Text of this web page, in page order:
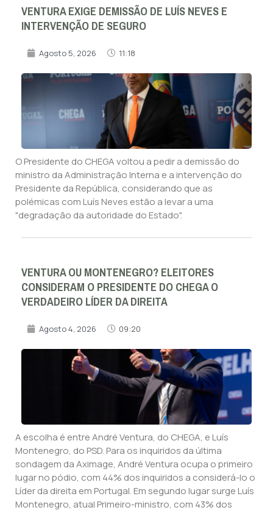
VENTURA EXIGE DEMISSÃO DE LUÍS NEVES E
INTERVENÇÃO DE SEGURO
Agosto 5, 2026 11:18
O Presidente do CHEGA voltou a pedir a demissão do
ministro da Administração Interna e a intervenção do
Presidente da República, considerando que as
polémicas com Luís Neves estão a levar a uma
"degradação da autoridade do Estado".
VENTURA OU MONTENEGRO? ELEITORES
CONSIDERAM O PRESIDENTE DO CHEGA O
VERDADEIRO LÍDER DA DIREITA
Agosto 4, 2026 09:20
A escolha é entre André Ventura, do CHEGA, e Luís
Montenegro, do PSD. Para os inquiridos da última
sondagem da Aximage, André Ventura ocupa o primeiro
lugar no pódio, com 44% dos inquiridos a considerá-lo o
Líder da direita em Portugal. Em segundo lugar surge Luís
Montenegro, atual Primeiro-ministro, com 43% dos